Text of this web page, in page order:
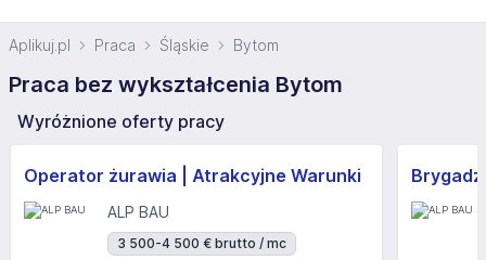
Aplikuj.pl Praca Śląskie Bytom
Praca bez wykształcenia Bytom
Wyróżnione oferty pracy
Operator żurawia | Atrakcyjne Warunki
ALP BAU
3 500-4 500 € brutto / mc